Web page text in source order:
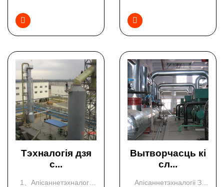

кампанія падае...

Тэхналогія дзя
с...
1、Апісаннетэхналогіі
Вытворчасць кі
сл...
Апісаннетэхналогіі З